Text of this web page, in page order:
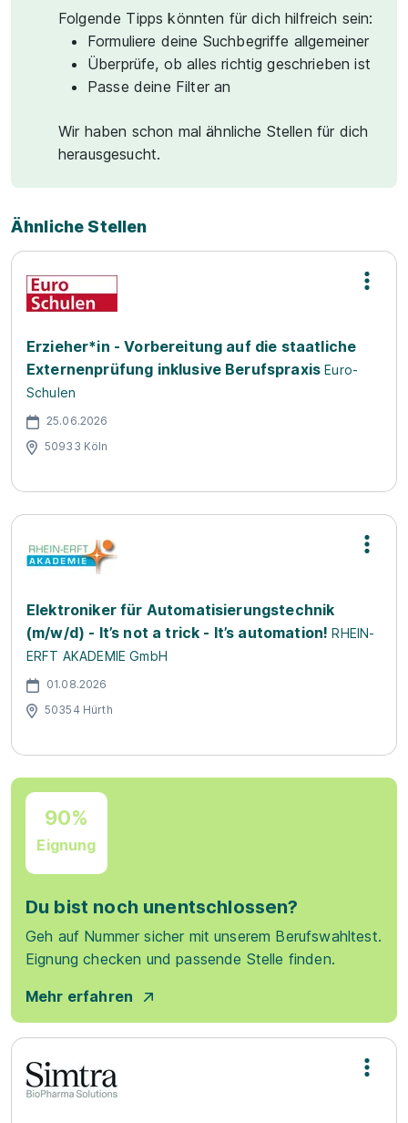
Folgende Tipps könnten für dich hilfreich sein:
Formuliere deine Suchbegriffe allgemeiner
Überprüfe, ob alles richtig geschrieben ist
Passe deine Filter an
Wir haben schon mal ähnliche Stellen für dich
herausgesucht.
Ähnliche Stellen
Erzieher*in - Vorbereitung auf die staatliche
Externenprüfung inklusive Berufspraxis Euro-
Schulen
25.06.2026
50933 Köln
Elektroniker für Automatisierungstechnik
(m/w/d) - It’s not a trick - It’s automation! RHEIN-
ERFT AKADEMIE GmbH
01.08.2026
50354 Hürth
90%
Eignung
Du bist noch unentschlossen?
Geh auf Nummer sicher mit unserem Berufswahltest.
Eignung checken und passende Stelle finden.
Mehr erfahren